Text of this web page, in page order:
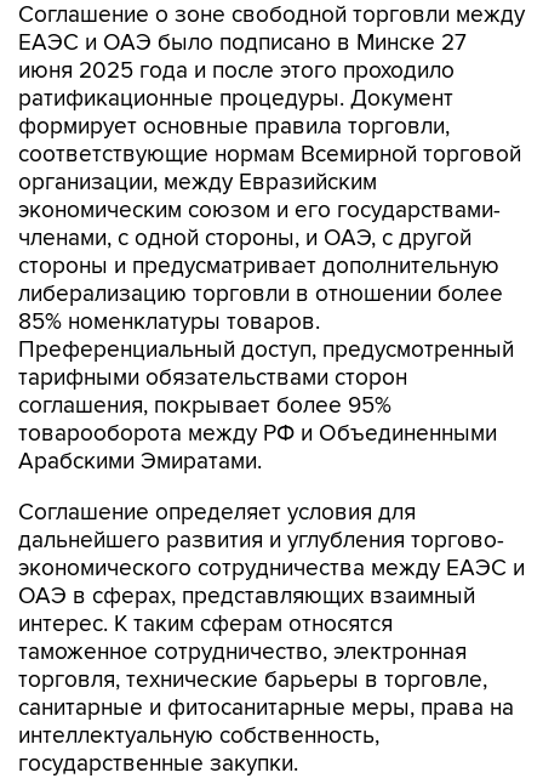
Соглашение о зоне свободной торговли между
ЕАЭС и ОАЭ было подписано в Минске 27
июня 2025 года и после этого проходило
ратификационные процедуры. Документ
формирует основные правила торговли,
соответствующие нормам Всемирной торговой
организации, между Евразийским
экономическим союзом и его государствами-
членами, с одной стороны, и ОАЭ, с другой
стороны и предусматривает дополнительную
либерализацию торговли в отношении более
85% номенклатуры товаров.
Преференциальный доступ, предусмотренный
тарифными обязательствами сторон
соглашения, покрывает более 95%
товарооборота между РФ и Объединенными
Арабскими Эмиратами.
Соглашение определяет условия для
дальнейшего развития и углубления торгово-
экономического сотрудничества между ЕАЭС и
ОАЭ в сферах, представляющих взаимный
интерес. К таким сферам относятся
таможенное сотрудничество, электронная
торговля, технические барьеры в торговле,
санитарные и фитосанитарные меры, права на
интеллектуальную собственность,
государственные закупки.